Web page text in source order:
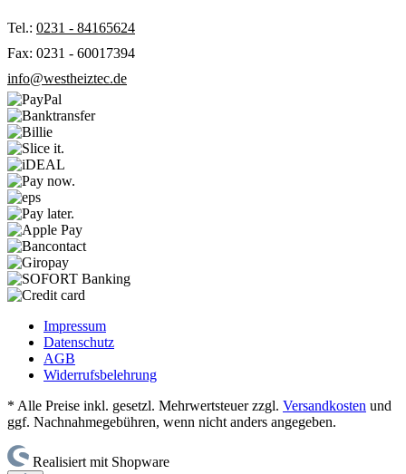
Tel.: 0231 - 84165624
Fax: 0231 - 60017394
info@westheiztec.de
Impressum
Datenschutz
AGB
Widerrufsbelehrung
* Alle Preise inkl. gesetzl. Mehrwertsteuer zzgl. Versandkosten und
ggf. Nachnahmegebühren, wenn nicht anders angegeben.
Realisiert mit Shopware